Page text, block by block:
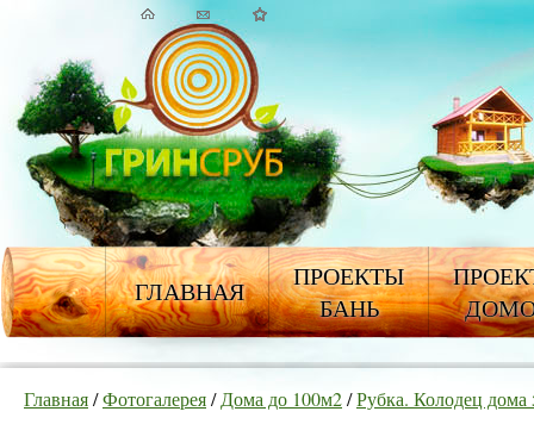
ГЛАВНАЯ
ПРОЕКТЫ
БАНЬ
Главная/Фотогалерея/Дома до 100м2/Рубка. Колодец дома